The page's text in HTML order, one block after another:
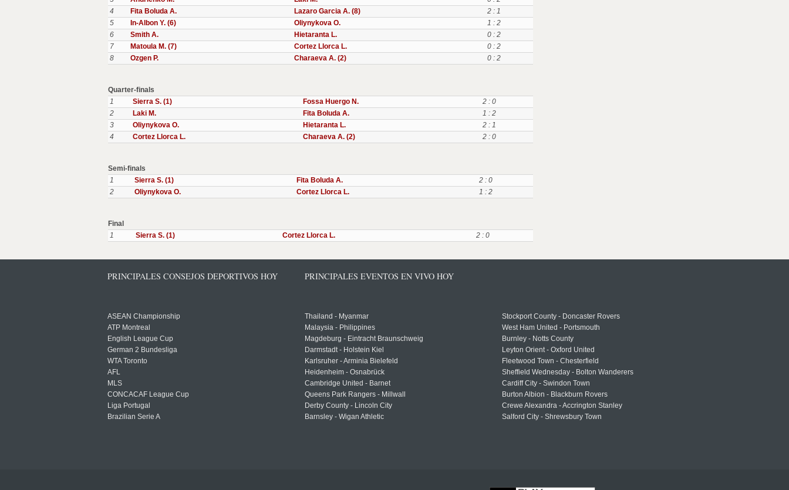
4
Fita Boluda A. Lazaro Garcia A. (8)
2 : 1
5
In-Albon Y. (6) Oliynykova O.
1 : 2
6
Smith A. Hietaranta L.
0 : 2
7
Matoula M. (7) Cortez Llorca L.
0 : 2
8
Ozgen P. Charaeva A. (2) 0 : 2
Quarter-finals
1
Sierra S. (1) Fossa Huergo N.
2 : 0
2
Laki M. Fita Boluda A.
1 : 2
3
Oliynykova O. Hietaranta L.
2 : 1
4
Cortez Llorca L. Charaeva A. (2) 2 : 0
Semi-finals
1
Sierra S. (1) Fita Boluda A.
2 : 0
2
Oliynykova O. Cortez Llorca L. 1 : 2
Final
1
Sierra S. (1) Cortez Llorca L. 2 : 0
PRINCIPALES CONSEJOS DEPORTIVOS HOY
ASEAN Championship
ATP Montreal
English League Cup
German 2 Bundesliga
WTA Toronto
AFL
MLS
CONCACAF League Cup
Liga Portugal
Brazilian Serie A
PRINCIPALES EVENTOS EN VIVO HOY
Thailand - Myanmar
Malaysia - Philippines
Magdeburg - Eintracht Braunschweig
Darmstadt - Holstein Kiel
Karlsruher - Arminia Bielefeld
Heidenheim - Osnabrück
Cambridge United - Barnet
Queens Park Rangers - Millwall
Derby County - Lincoln City
Barnsley - Wigan Athletic
Stockport County - Doncaster Rovers
West Ham United - Portsmouth
Burnley - Notts County
Leyton Orient - Oxford United
Fleetwood Town - Chesterfield
Sheffield Wednesday - Bolton Wanderers
Cardiff City - Swindon Town
Burton Albion - Blackburn Rovers
Crewe Alexandra - Accrington Stanley
Salford City - Shrewsbury Town